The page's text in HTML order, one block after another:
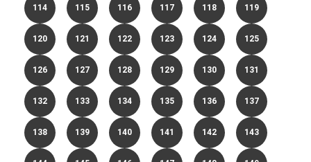
114 115 116 117 118 119
120 121 122 123 124 125
126 127 128 129 130 131
132 133 134 135 136 137
138 139 140 141 142 143